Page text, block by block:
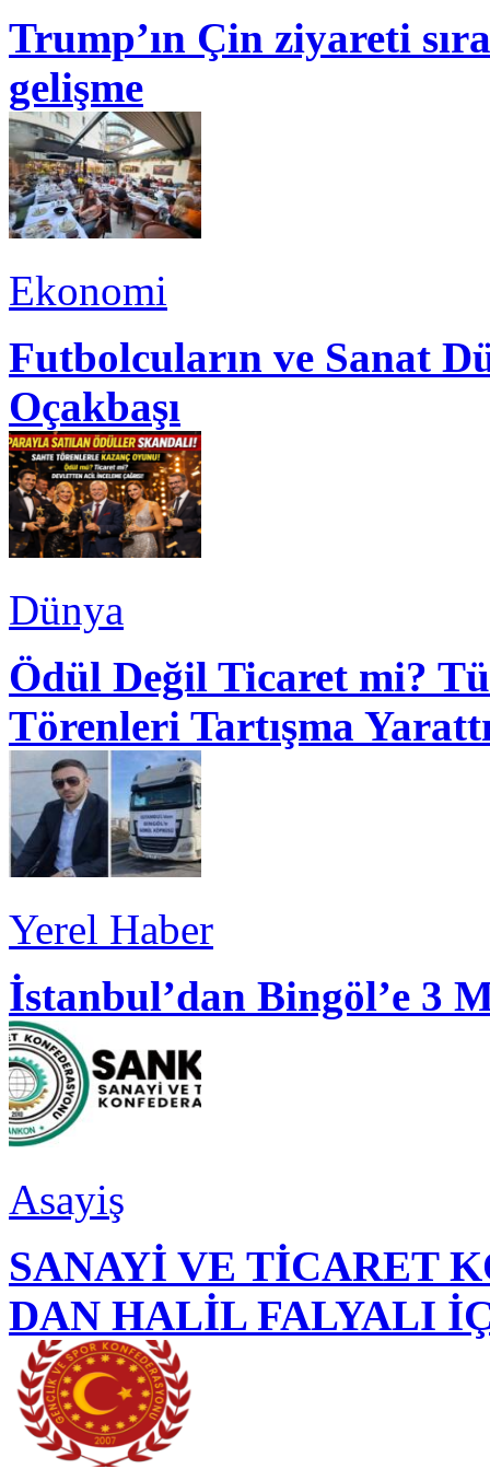
Trump’ın Çin ziyareti
gelişme
Ekonomi
Futbolcuların ve Sanat
Oçakbaşı
Dünya
Ödül Değil Ticaret mi?
Törenleri Tartışma
Yerel Haber
İstanbul’dan Bingöl’e 3
Asayiş
SANAYİ VE TİCARET
DAN HALİL FALYALI